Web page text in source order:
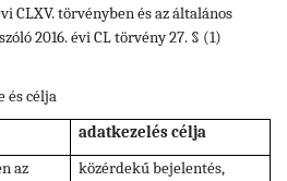
CLXV. törvényben és az általános
2016. évi CL törvény 27. § (1)
és célja
adatkezelés célja
az
közérdekű bejelentés,